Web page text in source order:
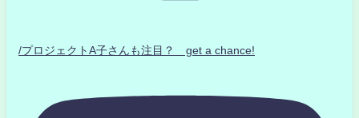
/プロジェクトA子さんも注目？ get a chance!